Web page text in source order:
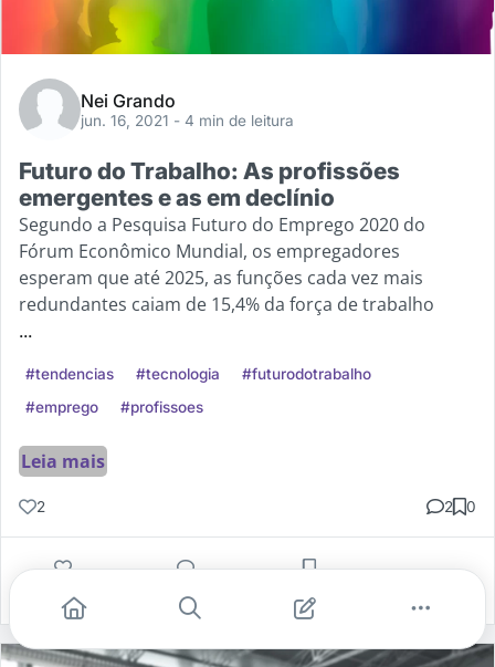
Nei Grando
jun. 16, 2021 - 4 min de leitura
Futuro do Trabalho: As profissões
emergentes e as em declínio
Segundo a Pesquisa Futuro do Emprego 2020 do
Fórum Econômico Mundial, os empregadores
esperam que até 2025, as funções cada vez mais
redundantes caiam de 15,4% da força de trabalho
...
#tendencias #tecnologia
#futurodotrabalho
#emprego
#profissoes
Leia mais
2 2 0
Gostei Comentar Salvar